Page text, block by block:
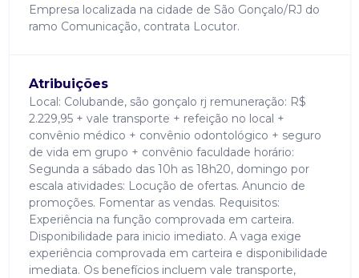
Empresa localizada na cidade de São Gonçalo/RJ do
ramo Comunicação, contrata Locutor.
Atribuições
Local: Colubande, são gonçalo rj remuneração: R$
2.229,95 + vale transporte + refeição no local +
convênio médico + convênio odontológico + seguro
de vida em grupo + convênio faculdade horário:
Segunda a sábado das 10h as 18h20, domingo por
escala atividades: Locução de ofertas. Anuncio de
promoções. Fomentar as vendas. Requisitos:
Experiência na função comprovada em carteira.
Disponibilidade para inicio imediato. A vaga exige
experiência comprovada em carteira e disponibilidade
imediata. Os benefícios incluem vale transporte,